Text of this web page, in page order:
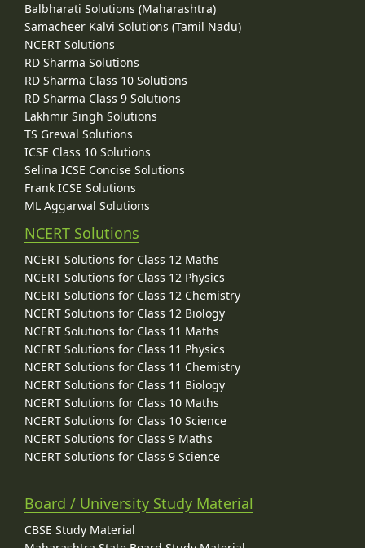
Balbharati Solutions (Maharashtra)
Samacheer Kalvi Solutions (Tamil Nadu)
NCERT Solutions
RD Sharma Solutions
RD Sharma Class 10 Solutions
RD Sharma Class 9 Solutions
Lakhmir Singh Solutions
TS Grewal Solutions
ICSE Class 10 Solutions
Selina ICSE Concise Solutions
Frank ICSE Solutions
ML Aggarwal Solutions
NCERT Solutions
NCERT Solutions for Class 12 Maths
NCERT Solutions for Class 12 Physics
NCERT Solutions for Class 12 Chemistry
NCERT Solutions for Class 12 Biology
NCERT Solutions for Class 11 Maths
NCERT Solutions for Class 11 Physics
NCERT Solutions for Class 11 Chemistry
NCERT Solutions for Class 11 Biology
NCERT Solutions for Class 10 Maths
NCERT Solutions for Class 10 Science
NCERT Solutions for Class 9 Maths
NCERT Solutions for Class 9 Science
Board / University Study Material
CBSE Study Material